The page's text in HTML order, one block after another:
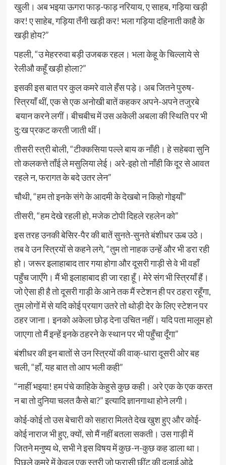
खुली। अब भइया ऊगरा फाड़-फाड़ नरियाय, ए साहब, गड़िया खड़ी
कर! ए साहेब, गड़िया तँनी खड़ी कर! भला गड़िया दहिनाती काहै के
खड़ी होय?”
पहली, “उ मेहररुवा बड़ी उजबक रहल। भला केहू के चिल्लाये से
रेलीऔ कहूँ खड़ी होला?”
इसकी इस बात पर कुल कमरे वाले हँस पड़े। अब जितने पुरुष-
स्त्रियाँ थीं, एक से एक अनोखी बातें कहकर अपने-अपने तजुरबे
बयान करने लगीं। बीचबीच में उस अकेली अबला की स्थिति पर भी
दु:ख प्रकट करती जाती थीं।
तीसरी स्त्री बोली, “टीक्कसिया पल्ले बाय क नाँही। हे सहेबवा सुनि
तो कलकत्ते ताँई ले मसुलिया लेई। अरे-इहो तो नाँही कि दूर से आवत
रहले न, फरागत के बदे उतर लेन”
चौथी, “हम तो इनके संगे के आदमी के देखबो न किहो गोइयाँ”
तीसरी, “हम देखे रहली हो, मजेक टोपी दिहले रहलेन को”
इस तरह उनकी बेसिर-पैर की बातें सुनते-सुनते बंशीधर ऊब उठे।
तब वे उन स्त्रियों से कहने लगे, “तुम तो नाहक उन्हें और भी डरा रही
हो। जरूर इलाहाबाद तार गया होगा और दूसरी गाड़ी से वे भी वहाँ
पहुँच जाएँगे। मैं भी इलाहाबाद ही जा रहा हूँ। मेरे संग भी स्त्रियाँ हैं।
जो ऐसा ही है तो दूसरी गाड़ी के आने तक मैं स्टेशन ही पर ठहरा रहूँगा,
तुम लोगों में से यदि कोई प्रयाग उतरे तो थोड़ी देर के लिए स्टेशन पर
ठहर जाना। इनको अकेला छोड़ देना उचित नहीं। यदि पता मालूम हो
जाएगा तो मैं इन्हें इनके ठहरने के स्थान पर भी पहुँचा दूँगा”
बंशीधर की इन बातों से उन स्त्रियों की वाक्-धारा दूसरी ओर बह
चली, “हाँ, यह बात तो आप भली कही”
“नाहीं भइया! हम पंचे काहिके केहुसे कुछ कही। अरे एक के एक करत
न बा तो दुनिया चलत कैसे बा?” इत्यादि ज्ञानगाथा होने लगी।
कोई-कोई तो उस बेचारी को सहारा मिलते देख खुश हुए और कोई-
कोई नाराज भी हुए, क्यों, सो मैं नहीं बतला सकती। उस गाड़ी में
जितने मनुष्य थे, सभी ने इस विषय में कुछ-न-कुछ कह डाला था।
पिछले कमरे में केवल एक स्त्री जो फरासी छींट की दुलाई ओढ़े